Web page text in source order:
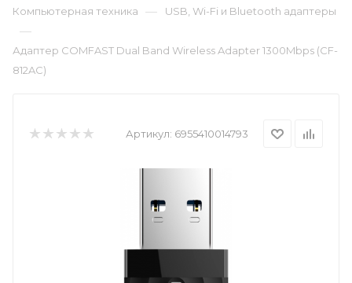
Компьютерная техника — USB, Wi-Fi и Bluetooth адаптеры
—
Адаптер COMFAST Dual Band Wireless Adapter 1300Mbps (CF-
812AC)
Артикул: 6955410014793